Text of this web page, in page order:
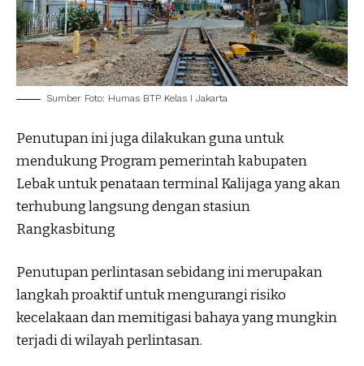
Sumber Foto: Humas BTP Kelas I Jakarta
Penutupan ini juga dilakukan guna untuk
mendukung Program pemerintah kabupaten
Lebak untuk penataan terminal Kalijaga yang akan
terhubung langsung dengan stasiun
Rangkasbitung
Penutupan perlintasan sebidang ini merupakan
langkah proaktif untuk mengurangi risiko
kecelakaan dan memitigasi bahaya yang mungkin
terjadi di wilayah perlintasan.